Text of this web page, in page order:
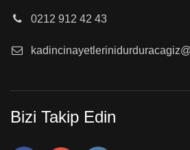
0212 912 42 43
Bizi Takip Edin